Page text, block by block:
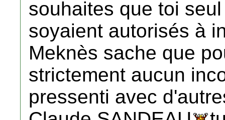
souhaites que toi
soyaient autorisés à
Meknès sache que
strictement aucun
pressenti avec